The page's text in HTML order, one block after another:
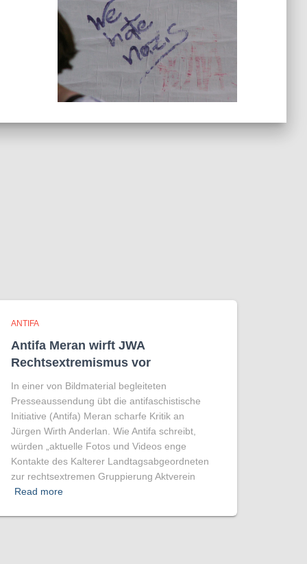
ANTIFA
Antifa Meran wirft JWA
Rechtsextremismus vor
In einer von Bildmaterial begleiteten
Presseaussendung übt die antifaschistische
Initiative (Antifa) Meran scharfe Kritik an
Jürgen Wirth Anderlan. Wie Antifa schreibt,
würden „aktuelle Fotos und Videos enge
Kontakte des Kalterer Landtagsabgeordneten
zur rechtsextremen Gruppierung Aktverein
Read more